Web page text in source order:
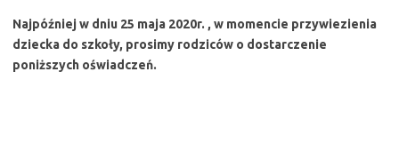
Najpóźniej w dniu 25 maja 2020r. , w momencie przywiezienia
dziecka do szkoły, prosimy rodziców o dostarczenie
poniższych oświadczeń.